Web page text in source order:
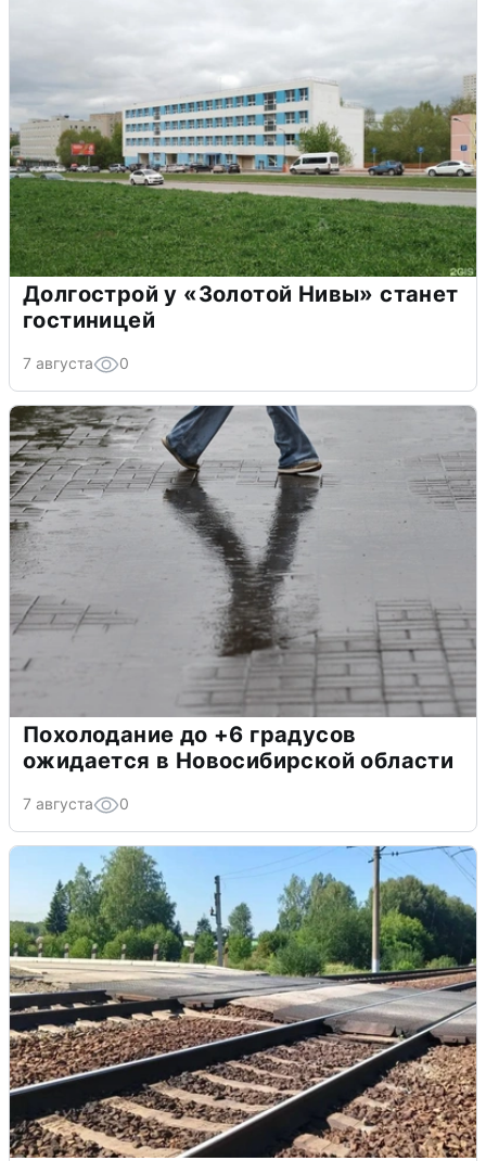
Долгострой у «Золотой Нивы» станет
гостиницей
7 августа 0
Похолодание до +6 градусов
ожидается в Новосибирской области
7 августа 0